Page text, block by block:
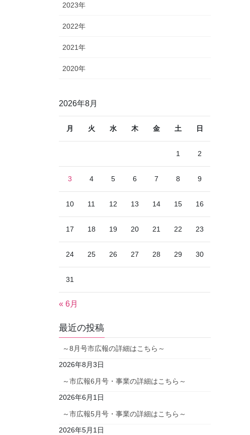
2023年
2022年
2021年
2020年
2026年8月
月 火 水 木 金 土 日
1 2
3 4 5 6 7 8 9
10 11 12 13 14 15 16
17 18 19 20 21 22 23
24 25 26 27 28 29 30
31
« 6月
最近の投稿
～8月号市広報の詳細はこちら～
2026年8月3日
～市広報6月号・事業の詳細はこちら～
2026年6月1日
～市広報5月号・事業の詳細はこちら～
2026年5月1日